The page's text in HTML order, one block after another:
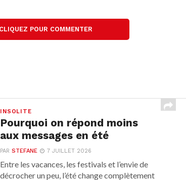
CLIQUEZ POUR COMMENTER
INSOLITE
Pourquoi on répond moins
aux messages en été
PARSTEFANE 7 JUILLET 2026
Entre les vacances, les festivals et l’envie de
décrocher un peu, l’été change complètement